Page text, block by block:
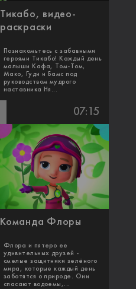
Тикабо, видео-
раскраски
Познакомьтесь с забавными
героями Тикабо! Каждый день
малыши Кафа, Том-Том,
Мако, Гуди и Бамс под
руководством мудрого
наставника Ня...
07:15
Команда Флоры
Флора и пятеро ее
удивительных друзей -
смелые защитники зелёного
мира, которые каждый день
заботятся о природе. Они
спасают водоемы,...